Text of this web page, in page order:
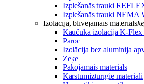
Izplešanās trauki
Izplešanās trauki NEMA
Izolācija, blīvējamais materiāls
Kaučuka izolācija K-Flex
Paroc
Izolācija bez aluminija
Zeķe
Pakojamais materiāls
Karstumizturīgie materiāli